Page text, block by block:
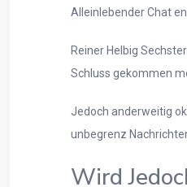
Alleinlebender Chat
Reiner Helbig
Schluss gekommen
Jedoch anderweitig
unbegrenz
Wird